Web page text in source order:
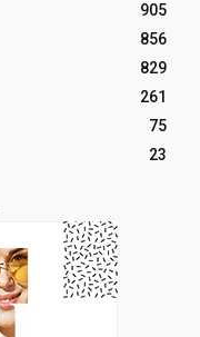
905
856
829
261
75
23